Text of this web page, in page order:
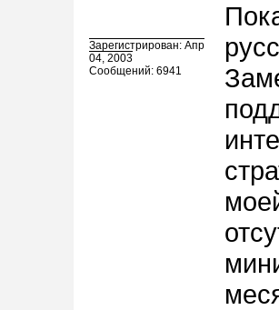
Зарегистрирован: Апр
04, 2003
Сообщений: 6941